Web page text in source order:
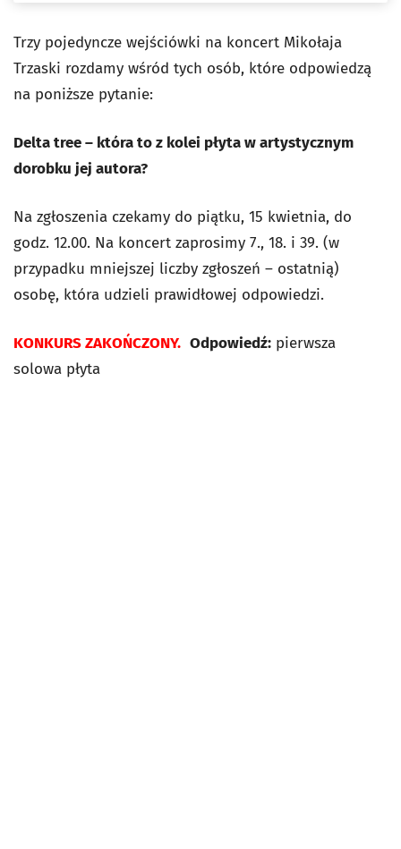
Trzy pojedyncze wejściówki na koncert Mikołaja
Trzaski rozdamy wśród tych osób, które odpowiedzą
na poniższe pytanie:
Delta tree– która to z kolei płyta w artystycznym
dorobku jej autora?
Na zgłoszenia czekamy do piątku, 15 kwietnia, do
godz. 12.00. Na koncert zaprosimy 7., 18. i 39. (w
przypadku mniejszej liczby zgłoszeń – ostatnią)
osobę, która udzieli prawidłowej odpowiedzi.
KONKURS ZAKOŃCZONY. Odpowiedź: pierwsza
solowa płyta